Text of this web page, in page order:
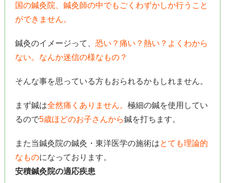
国の鍼灸院、鍼灸師の中でもごくわずかしか行うこと
ができません。
鍼灸のイメージって、 恐い？痛い？熱い？よくわから
ない。なんか迷信の様なもの？
そんな事を思っている方もおられるかもしれません。
まず鍼は全然痛くありません。 極細の鍼を使用してい
るので5歳ほどのお子さんから鍼を打ちます。
また当鍼灸院の鍼灸・東洋医学の施術はとても理論的
なものになっております。
安積鍼灸院の適応疾患